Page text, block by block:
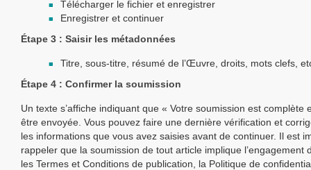
Télécharger le fichier et enregistrer
Enregistrer et continuer
Étape 3 : Saisir les métadonnées
Titre, sous-titre, résumé de l’Œuvre, droits, mots clefs,
Étape 4 : Confirmer la soumission
Un texte s’affiche indiquant que « Votre soumission est complète
être envoyée. Vous pouvez faire une dernière vérification et
les informations que vous avez saisies avant de continuer. Il est
rappeler que la soumission de tout article implique l’engagement
les Termes et Conditions de publication, la Politique de